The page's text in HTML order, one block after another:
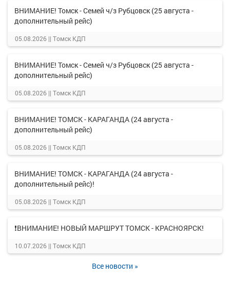
ВНИМАНИЕ! Томск - Семей ч/з Рубцовск (25 августа -
дополнительный рейс)
05.08.2026 || Томск КДП
ВНИМАНИЕ! Томск - Семей ч/з Рубцовск (25 августа -
дополнительный рейс)
05.08.2026 || Томск КДП
ВНИМАНИЕ! ТОМСК - КАРАГАНДА (24 августа -
дополнительный рейс)
05.08.2026 || Томск КДП
ВНИМАНИЕ! ТОМСК - КАРАГАНДА (24 августа -
дополнительный рейс)!
05.08.2026 || Томск КДП
❗ВНИМАНИЕ! НОВЫЙ МАРШРУТ ТОМСК - КРАСНОЯРСК!
10.07.2026 || Томск КДП
Все новости »